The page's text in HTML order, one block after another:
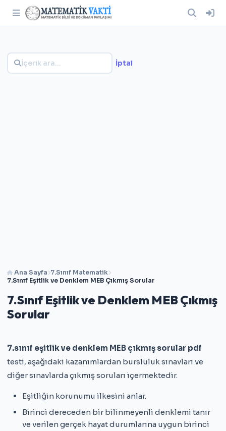
Ana Sayfa 7.Sınıf Matematik
7.Sınıf Eşitlik ve Denklem MEB Çıkmış Sorular
7.Sınıf Eşitlik ve Denklem MEB Çıkmış
Sorular
7.sınıf eşitlik ve denklem MEB çıkmış sorular pdf
testi, aşağıdaki kazanımlardan bursluluk sınavları ve
diğer sınavlarda çıkmış soruları içermektedir.
Eşitliğin korunumu ilkesini anlar.
Birinci dereceden bir bilinmeyenli denklemi tanır
ve verilen gerçek hayat durumlarına uygun birinci
İptal